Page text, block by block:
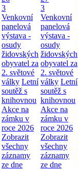
3
Venkovní
panelová
výstava -
osudy
židovských
obyvatel za
2. světové
války Letní
soutěž s
knihovnou
Akce na
zámku v
roce 2026
Zobrazit
všechny
záznamy
ze dne
3
Venkovní
panelová
výstava -
osudy
židovských
obyvatel za
2. světové
války Letní
soutěž s
knihovnou
Akce na
zámku v
roce 2026
Zobrazit
všechny
záznamy
ze dne